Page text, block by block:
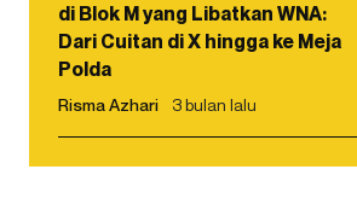
di Blok M yang Libatkan WNA:
Dari Cuitan di X hingga ke Meja
Polda
Risma Azhari 3 bulan lalu